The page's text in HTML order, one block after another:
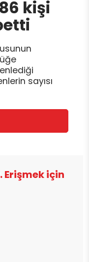
kişi
sayısı
Erişmek için